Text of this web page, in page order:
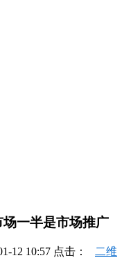
一半是市场推广
12 10:57 点击： 二维